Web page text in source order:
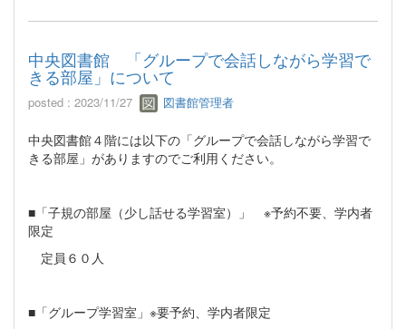
中央図書館 「グループで会話しながら学習で
きる部屋」について
posted : 2023/11/27 図書館管理者
中央図書館４階には以下の「グループで会話しながら学習で
きる部屋」がありますのでご利用ください。
■「子規の部屋（少し話せる学習室）」 ※予約不要、学内者
限定
定員６０人
■「グループ学習室」※要予約、学内者限定